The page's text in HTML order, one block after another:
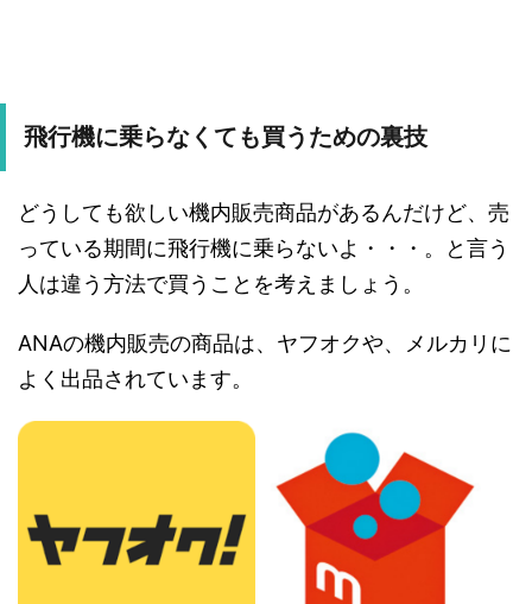
飛行機に乗らなくても買うための裏技
どうしても欲しい機内販売商品があるんだけど、売
っている期間に飛行機に乗らないよ・・・。と言う
人は違う方法で買うことを考えましょう。
ANAの機内販売の商品は、ヤフオクや、メルカリに
よく出品されています。